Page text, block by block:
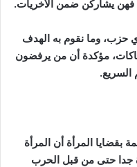
فهن يشاركن ضمن الأخريات.
حزب، وما نقوم به الهدف
مؤكدة أن من يرفضون
بقضايا المرأة أن المرأة
جدا حتى من قبل الحرب